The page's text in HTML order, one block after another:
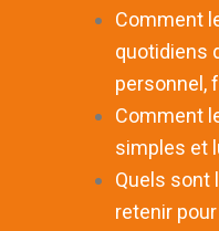
Comment
quotidiens
personnel,
Comment
simples et
Quels sont
retenir